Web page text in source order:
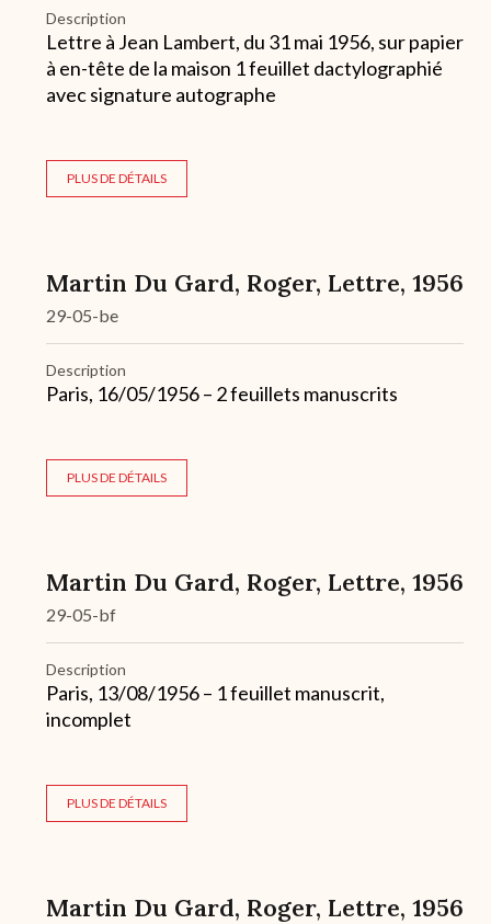
Description
Lettre à Jean Lambert, du 31 mai 1956, sur papier
à en-tête de la maison 1 feuillet dactylographié
avec signature autographe
PLUS DE DÉTAILS
Martin Du Gard, Roger, Lettre, 1956
29-05-be
Description
Paris, 16/05/1956 – 2 feuillets manuscrits
PLUS DE DÉTAILS
Martin Du Gard, Roger, Lettre, 1956
29-05-bf
Description
Paris, 13/08/1956 – 1 feuillet manuscrit,
incomplet
PLUS DE DÉTAILS
Martin Du Gard, Roger, Lettre, 1956